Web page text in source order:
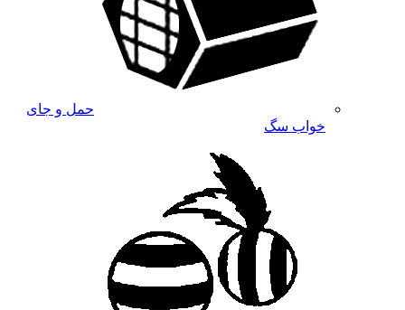
حمل و جای
خواب سگ